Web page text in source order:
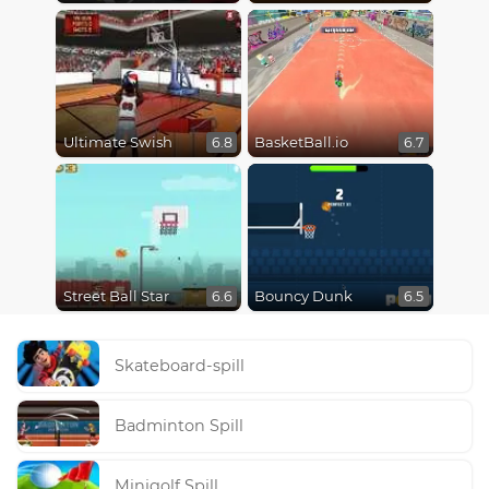
Ultimate Swish 6.8 BasketBall.io 6.7
Street Ball Star 6.6 Bouncy Dunk 6.5
Skateboard-spill
Badminton Spill